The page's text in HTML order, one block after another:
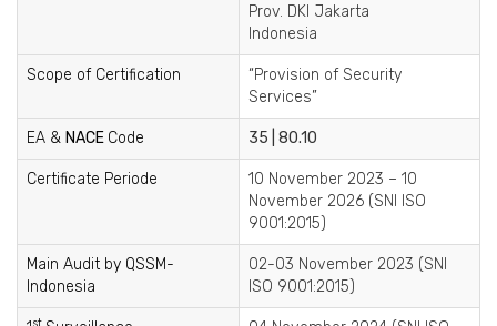
Prov. DKI Jakarta
Indonesia
Scope of Certification
“Provision of Security
Services”
EA & NACE Code 35 | 80.10
Certificate Periode
10 November 2023 – 10
November 2026 (SNI ISO
9001:2015)
Main Audit by QSSM-
Indonesia
02-03 November 2023 (SNI
ISO 9001:2015)
st